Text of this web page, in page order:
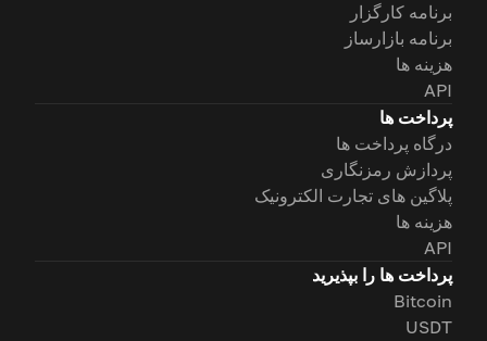
برنامه کارگزار
برنامه بازارساز
هزینه ها
API
پرداخت ها
درگاه پرداخت ها
پردازش رمزنگاری
پلاگین های تجارت الکترونیک
هزینه ها
API
پرداخت ها را بپذیرید
Bitcoin
USDT